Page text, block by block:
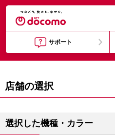
サポート
店舗の選択
選択した機種・カラー